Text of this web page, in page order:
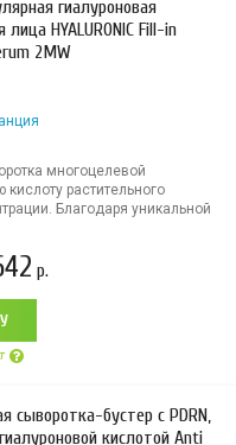
гиалуроновая
HYALURONIC Fill-in
2MW
многоцелевой
растительного
Благодаря уникальной
р.
сыворотка-бустер с PDRN,
кислотой Anti